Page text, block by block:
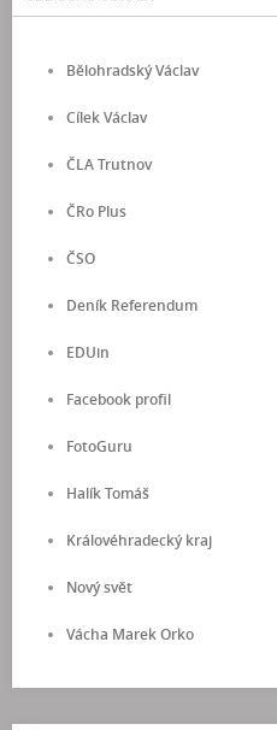
Bělohradský Václav
Cílek Václav
ČLA Trutnov
ČRo Plus
ČSO
Deník Referendum
EDUin
Facebook profil
FotoGuru
Halík Tomáš
Královéhradecký kraj
Nový svět
Vácha Marek Orko